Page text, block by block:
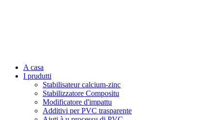
A casa
I prudutti
Stabilisateur calcium-zinc
Stabilizzatore Compositu
Modificatore d'impattu
Additivi per PVC trasparente